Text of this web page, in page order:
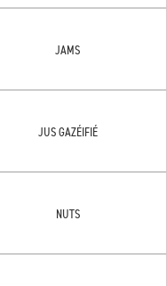
JAMS
JUS GAZÉIFIÉ
NUTS